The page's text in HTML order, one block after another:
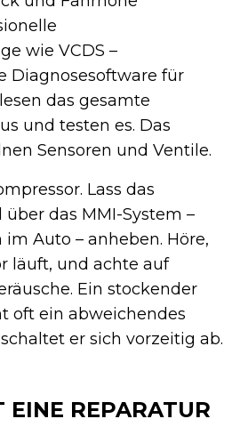
wie VCDS –
Diagnosesoftware für
das gesamte
und testen es. Das
Sensoren und Ventile.
Lass das
das MMI-System –
Auto – anheben. Höre,
läuft, und achte auf
Ein stockender
oft ein abweichendes
er sich vorzeitig ab.
EINE REPARATUR